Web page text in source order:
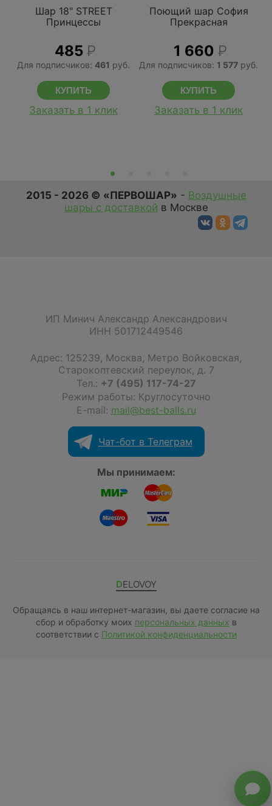
Шар 18" STREET
Принцессы
485 Р
Для подписчиков: 461 руб.
Заказать в 1 клик
Поющий шар София
Прекрасная
1 660 Р
Для подписчиков: 1 577 руб.
Заказать в 1 клик
2015 - 2026 © «ПЕРВОШАР» - Воздушные
шары с доставкой в Москве
ИП Минич Александр Александрович
ИНН 501712449546
Адрес: 125239, Москва, Метро Войковская,
Старокоптевский переулок, д. 7
Тел.: +7 (495) 117-74-27
Режим работы: Круглосуточно
E-mail: mail@best-balls.ru
Чат-бот в Телеграм
Мы принимаем:
DELOVOY
Обращаясь в наш интернет-магазин, вы даете согласие на
сбор и обработку моих персональных данных в
соответствии с Политикой конфиденциальности